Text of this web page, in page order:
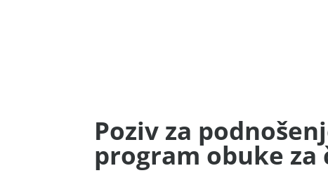
Poziv za
program obuke za